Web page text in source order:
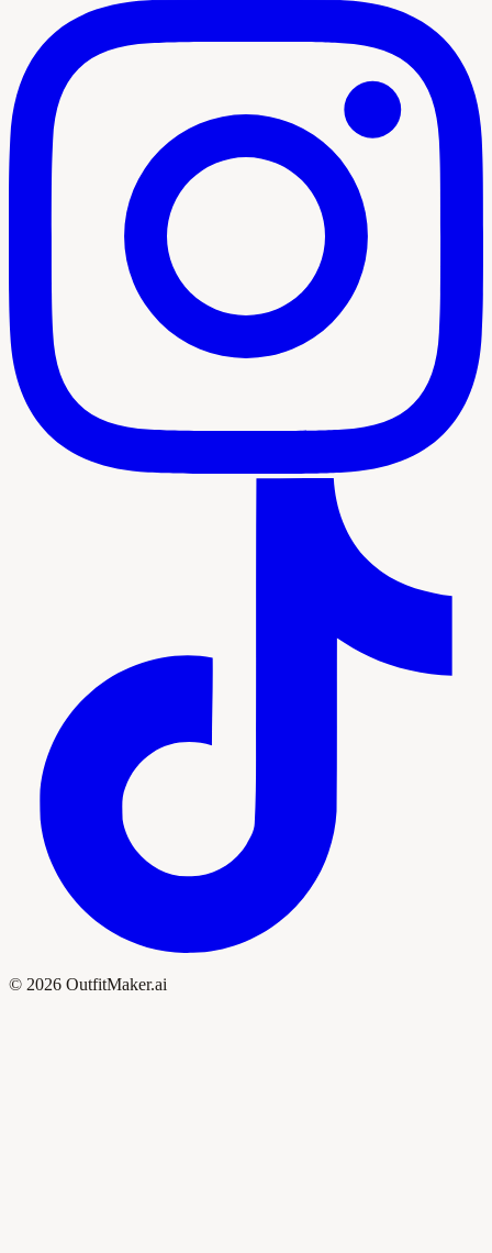
© 2026 OutfitMaker.ai